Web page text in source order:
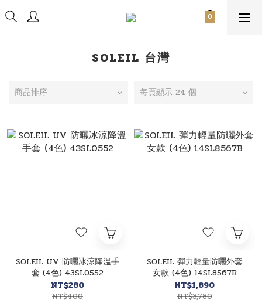
SOLEIL 台灣
商品排序 每頁顯示 24 個
SOLEIL UV 防曬冰涼降溫手
套 (4色) 43SL0552
NT$280
NT$400
SOLEIL 彈力輕量防曬外套
女款 (4色) 14SL8567B
NT$1,890
NT$3,780